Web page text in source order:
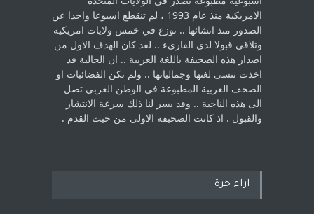
الامريكية منذ عام 1993 ، لم ‏تنقطع اسبوعا واحدا عن
الصدور منذ انشائها .. توزع في خمس ولايات امريكية
‏وتلاقي قبولا لدى القارىء ..‏ لقد كان الهدف الاول من
اصدار هذه الصحيفة باللغة العربية .. ان الجالية قد
اخذت ‏تنسى لغتها وجمالياتها .. ولم تكن الفضائيات او
الصحف العربية المطبوعة في الوطن ‏العربي تصل
الى هذه الناحية .. وقد يسر لنا ذلك سرعة الانتشار
والقبول . اذ كانت ‏الصحيفة الاولى من حيث القدم . ‏
اراء حرة